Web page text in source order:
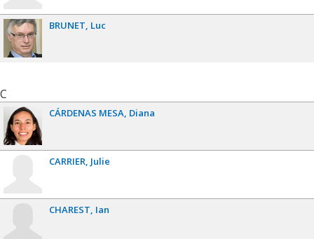
BRUNET Luc
C
CÁRDENAS MESA Diana
CARRIER Julie
CHAREST Ian